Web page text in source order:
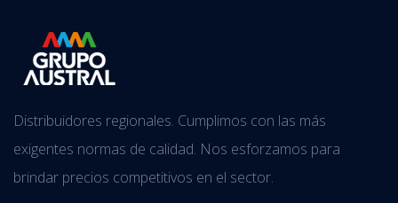
Distribuidores regionales. Cumplimos con las más
exigentes normas de calidad. Nos esforzamos para
brindar precios competitivos en el sector.